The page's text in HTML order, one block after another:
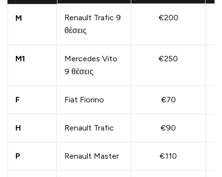
M
Renault Trafic 9
θέσεις
€200
M1
Mercedes Vito
9 θέσεις
€250
F Fiat Fiorino €70
H Renault Trafic €90
P Renault Master €110